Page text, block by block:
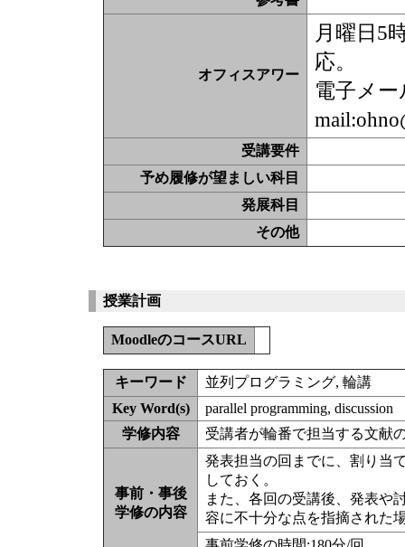
オフィスアワー
月曜日5
応。
電子メ
受講要件
予め履修が望ましい科目
発展科目
その他
授業計画
MoodleのコースURL
キーワード
並列プログラミング, 輪講
Key Word(s)
parallel programming, discussion
学修内容
受講者が輪番で担当する文
事前・事後
学修の内容
発表担当の回までに、割り当
しておく。
また、各回の受講後、発表や
容に不十分な点を指摘された